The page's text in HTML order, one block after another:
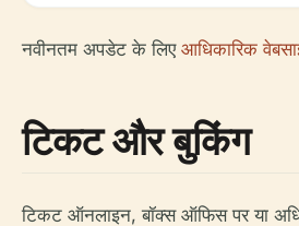
नवीनतम अपडेट के लिए आधिकारिक
टिकट और बुकिंग
टिकट ऑनलाइन, बॉक्स ऑफिस पर या